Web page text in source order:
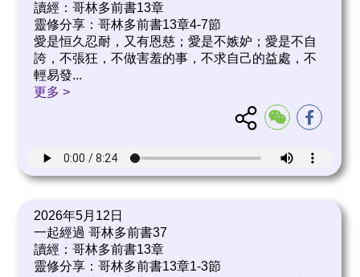
讀經：哥林多前書13章
靈修分享：哥林多前書13章4-7節
愛是恒久忍耐，又有恩慈；愛是不嫉妒；愛是不自
誇，不張狂，不做害羞的事，不求自己的益處，不
輕易發...
更多 >
2026年5月12日
一起經過 哥林多前書37
讀經：哥林多前書13章
靈修分享：哥林多前書13章1-3節